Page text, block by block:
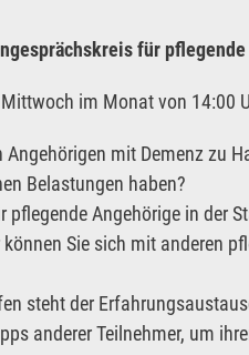
für
im Monat von 14:00
Angehörigen mit Demenz zu
Belastungen haben?
pflegende Angehörige in der
Sie sich mit anderen
steht der
anderer Teilnehmer, um